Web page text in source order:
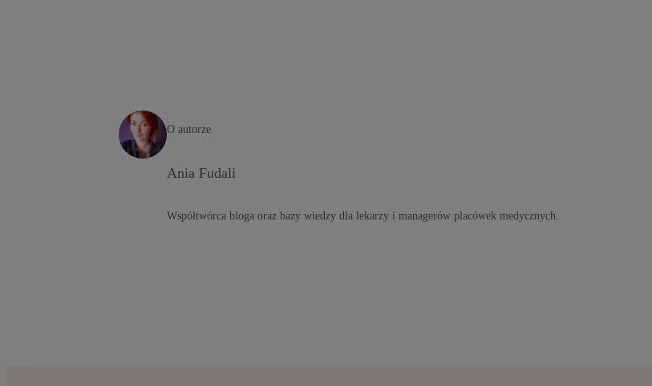
O autorze
Ania Fudali
Współtwórca bloga oraz bazy wiedzy dla lekarzy i managerów placówek medycznych.